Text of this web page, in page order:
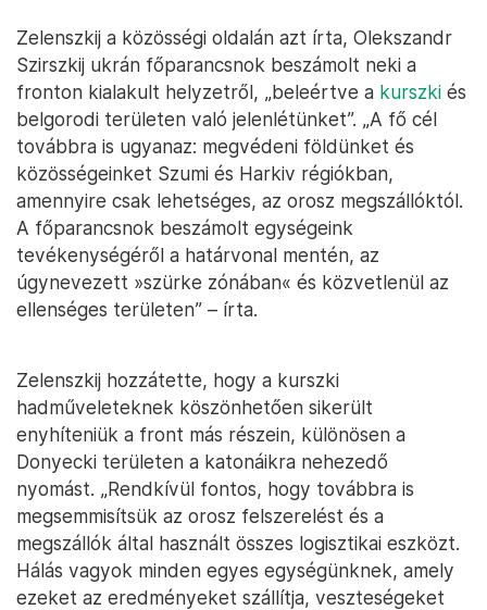
Zelenszkij a közösségi oldalán azt írta, Olekszandr
Szirszkij ukrán főparancsnok beszámolt neki a
fronton kialakult helyzetről, „beleértve a kurszki és
belgorodi területen való jelenlétünket”. „A fő cél
továbbra is ugyanaz: megvédeni földünket és
közösségeinket Szumi és Harkiv régiókban,
amennyire csak lehetséges, az orosz megszállóktól.
A főparancsnok beszámolt egységeink
tevékenységéről a határvonal mentén, az
úgynevezett »szürke zónában« és közvetlenül az
ellenséges területen” – írta.
Zelenszkij hozzátette, hogy a kurszki
hadműveleteknek köszönhetően sikerült
enyhíteniük a front más részein, különösen a
Donyecki területen a katonáikra nehezedő
nyomást. „Rendkívül fontos, hogy továbbra is
megsemmisítsük az orosz felszerelést és a
megszállók által használt összes logisztikai eszközt.
Hálás vagyok minden egyes egységünknek, amely
ezeket az eredményeket szállítja, veszteségeket